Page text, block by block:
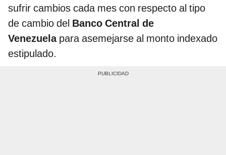
sufrir cambios cada mes con respecto al tipo
de cambio del Banco Central de
Venezuelapara asemejarse al monto indexado
estipulado.